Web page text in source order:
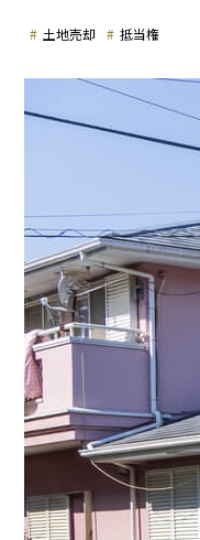
土地売却 抵当権